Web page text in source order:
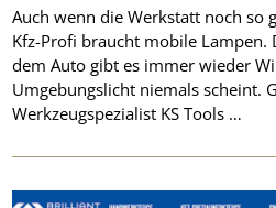
Auch wenn die Werkstatt noch so
Kfz-Profi braucht mobile
dem Auto gibt es immer wieder
Umgebungslicht niemals scheint.
Werkzeugspezialist KS Tools …